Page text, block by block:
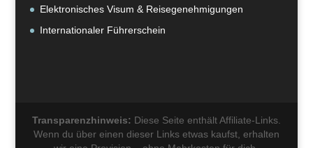
Elektronisches Visum & Reisegenehmigungen
Internationaler Führerschein
Transparenzhinweis: Diese Seite enthält Affiliate-Links.
Wenn du über einen dieser Links etwas kaufst, erhalten